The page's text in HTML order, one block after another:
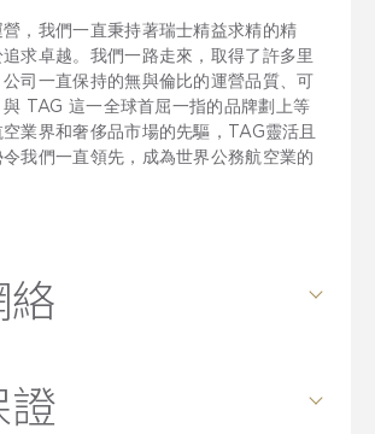
，我們一直秉持著瑞士精益求精的精
求卓越。我們一路走來，取得了許多里
司一直保持的無與倫比的運營品質、可
TAG 這一全球首屈一指的品牌劃上等
業界和奢侈品市場的先驅，TAG靈活且
我們一直領先，成為世界公務航空業的
絡
絡
證